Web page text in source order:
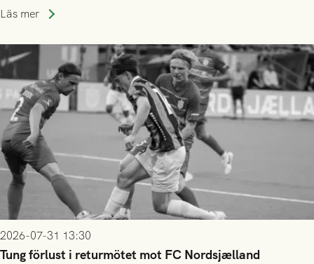
speltid i Hestrafors genom föreningssamarbete.
Läs mer
2026-07-31 13:30
Tung förlust i returmötet mot FC Nordsjælland